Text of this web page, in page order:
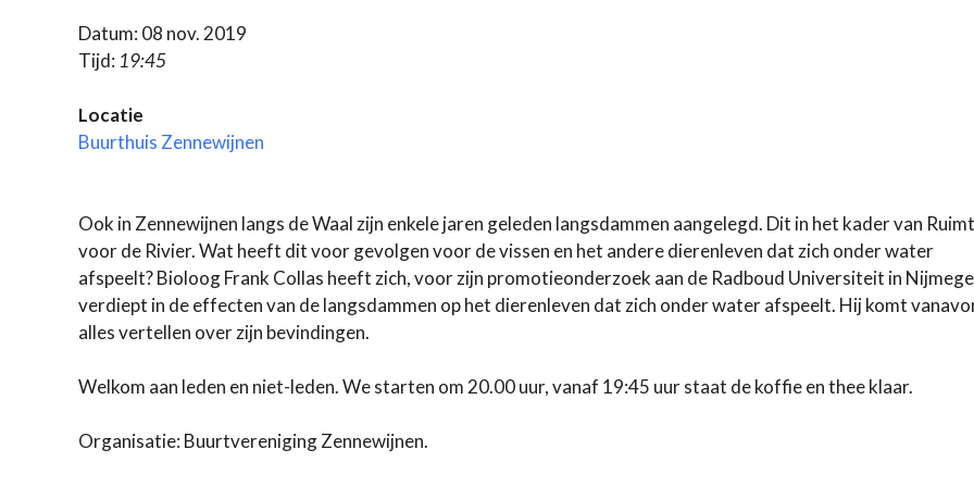
Datum: 08 nov. 2019
Tijd: 19:45
Locatie
Buurthuis Zennewijnen
Ook in Zennewijnen langs de Waal zijn enkele jaren geleden langsdammen aangelegd. Dit in het kader van
voor de Rivier. Wat heeft dit voor gevolgen voor de vissen en het andere dierenleven dat zich onder water
afspeelt? Bioloog Frank Collas heeft zich, voor zijn promotieonderzoek aan de Radboud Universiteit in
verdiept in de effecten van de langsdammen op het dierenleven dat zich onder water afspeelt. Hij komt
alles vertellen over zijn bevindingen.
Welkom aan leden en niet-leden. We starten om 20.00 uur, vanaf 19:45 uur staat de koffie en thee klaar.
Organisatie: Buurtvereniging Zennewijnen.